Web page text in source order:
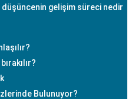
gelişim süreci nedir
Bulunuyor?